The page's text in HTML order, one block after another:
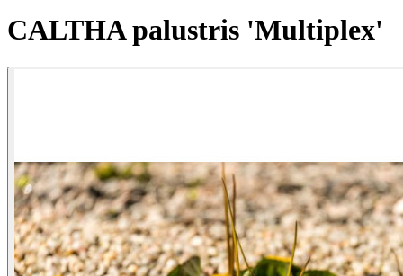
CALTHA palustris 'Multiplex'